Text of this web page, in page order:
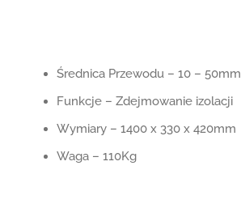
Średnica Przewodu – 10 – 50mm
Funkcje – Zdejmowanie izolacji
Wymiary – 1400 x 330 x 420mm
Waga – 110Kg